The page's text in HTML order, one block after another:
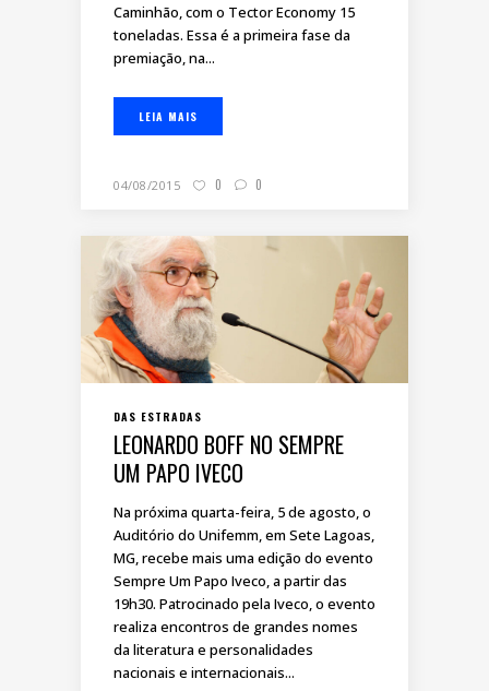
Caminhão, com o Tector Economy 15
toneladas. Essa é a primeira fase da
premiação, na...
LEIA MAIS
04/08/2015 0 0
DAS ESTRADAS
LEONARDO BOFF NO SEMPRE
UM PAPO IVECO
Na próxima quarta-feira, 5 de agosto, o
Auditório do Unifemm, em Sete Lagoas,
MG, recebe mais uma edição do evento
Sempre Um Papo Iveco, a partir das
19h30. Patrocinado pela Iveco, o evento
realiza encontros de grandes nomes
da literatura e personalidades
nacionais e internacionais...